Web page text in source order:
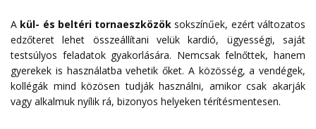
A kül- és beltéri tornaeszközök sokszínűek, ezért változatos
edzőteret lehet összeállítani velük kardió, ügyességi, saját
testsúlyos feladatok gyakorlására. Nemcsak felnőttek, hanem
gyerekek is használatba vehetik őket. A közösség, a vendégek,
kollégák mind közösen tudják használni, amikor csak akarják
vagy alkalmuk nyílik rá, bizonyos helyeken térítésmentesen.